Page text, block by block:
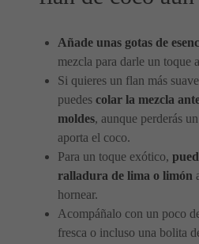
Añade unas gotas de
mezcla para darle un toque
Si quieres un flan más
puedes colar la mezcla
moldes, aunque perderás
aporta el coco.
Para un toque exótico,
ralladura de lima o limón
hornear.
Acompáñalo con un poco
fresca o incluso una bolita